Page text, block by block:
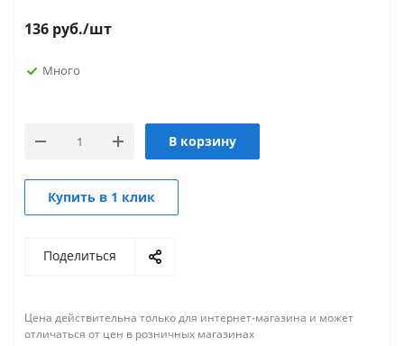
136 руб./шт
Много
В корзину
Купить в 1 клик
Поделиться
Цена действительна только для интернет-магазина и может
отличаться от цен в розничных магазинах